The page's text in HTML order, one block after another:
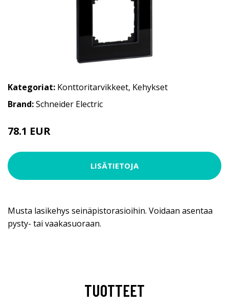
Kategoriat: Konttoritarvikkeet, Kehykset
Brand:Schneider Electric
78.1 EUR
LISÄTIETOJA
Musta lasikehys seinäpistorasioihin. Voidaan asentaa
pysty- tai vaakasuoraan.
TUOTTEET